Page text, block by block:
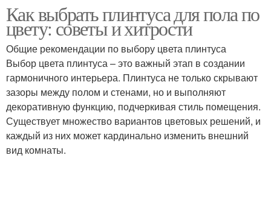
Стен в интерьере Белый плинтус
Плинтус под цвет Плинтус в цвет
Плинтусы для дверей
Как выбрать плинтуса для пола по
цвету: советы и хитрости
Общие рекомендации по выбору цвета плинтуса
Выбор цвета плинтуса – это важный этап в создании
гармоничного интерьера. Плинтуса не только скрывают
зазоры между полом и стенами, но и выполняют
декоративную функцию, подчеркивая стиль помещения.
Существует множество вариантов цветовых решений, и
каждый из них может кардинально изменить внешний
вид комнаты.